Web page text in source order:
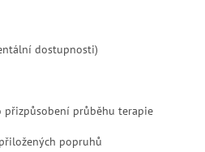
dostupnosti)
přizpůsobení průběhu terapie
popruhů